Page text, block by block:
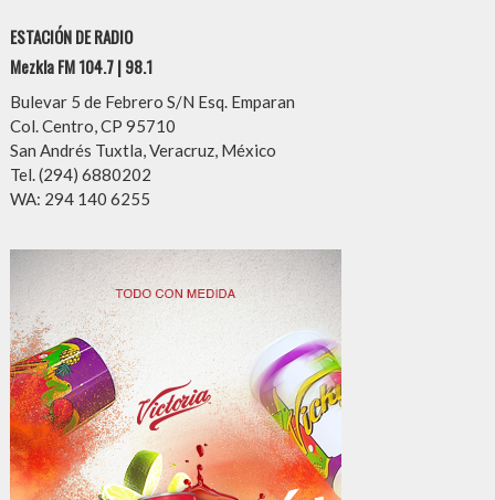
ESTACIÓN DE RADIO
Mezkla FM 104.7 | 98.1
Bulevar 5 de Febrero S/N Esq. Emparan
Col. Centro, CP 95710
San Andrés Tuxtla, Veracruz, México
Tel. (294) 6880202
WA: 294 140 6255